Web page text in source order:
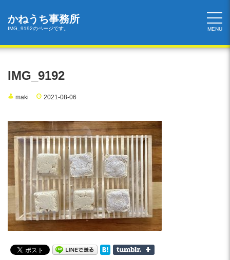
ツ
かねうち事務所
IMG_9192のページです。 MENU
IMG_9192
maki 2021-08-06